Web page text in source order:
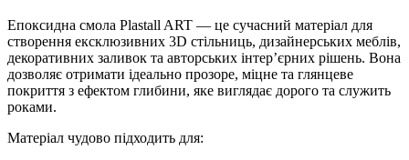
Епоксидна смола Plastall ART — це сучасний матеріал для
створення ексклюзивних 3D стільниць, дизайнерських меблів,
декоративних заливок та авторських інтер’єрних рішень. Вона
дозволяє отримати ідеально прозоре, міцне та глянцеве
покриття з ефектом глибини, яке виглядає дорого та служить
роками.
Матеріал чудово підходить для: